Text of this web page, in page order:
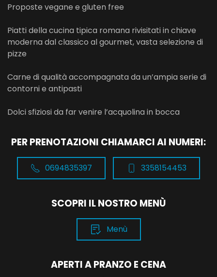
Proposte vegane e gluten free
Piatti della cucina tipica romana rivisitati in chiave
moderna dal classico al gourmet, vasta selezione di
pizze
Carne di qualità accompagnata da un’ampia serie di
contorni e antipasti
Dolci sfiziosi da far venire l’acquolina in bocca
PER PRENOTAZIONI CHIAMARCI AI NUMERI:
0694835397 3358154453
SCOPRI IL NOSTRO MENÙ
Menù
APERTI A PRANZO E CENA